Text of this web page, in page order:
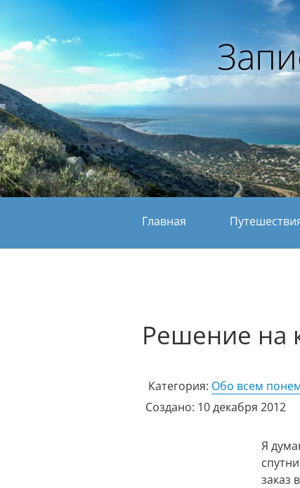
Главная
Решение на
Категория: Обо всем
Создано: 10 декабря 2012
Я
заказ